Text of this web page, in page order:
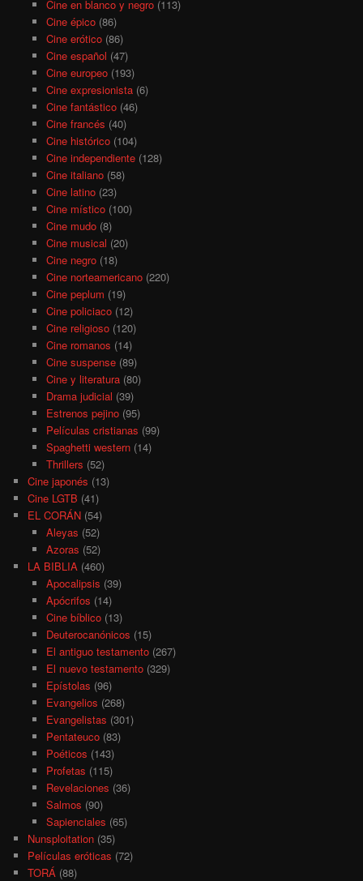
Cine en blanco y negro(113)
Cine épico(86)
Cine erótico(86)
Cine español (47)
Cine europeo(193)
Cine expresionista(6)
Cine fantástico(46)
Cine francés (40)
Cine histórico(104)
Cine independiente(128)
Cine italiano(58)
Cine latino(23)
Cine místico(100)
Cine mudo(8)
Cine musical (20)
Cine negro(18)
Cine norteamericano(220)
Cine peplum (19)
Cine policiaco(12)
Cine religioso(120)
Cine romanos (14)
Cine suspense(89)
Cine y literatura(80)
Drama judicial (39)
Estrenos pejino(95)
Películas cristianas (99)
Spaghetti western(14)
Thrillers (52)
Cine japonés (13)
Cine LGTB (41)
EL CORÁN (54)
Aleyas (52)
Azoras (52)
LA BIBLIA (460)
Apocalipsis (39)
Apócrifos (14)
Cine bíblico(13)
Deuterocanónicos (15)
El antiguo testamento(267)
El nuevo testamento(329)
Epístolas (96)
Evangelios (268)
Evangelistas (301)
Pentateuco(83)
Poéticos (143)
Profetas (115)
Revelaciones (36)
Salmos (90)
Sapienciales (65)
Nunsploitation (35)
Películas eróticas (72)
TORÁ (88)